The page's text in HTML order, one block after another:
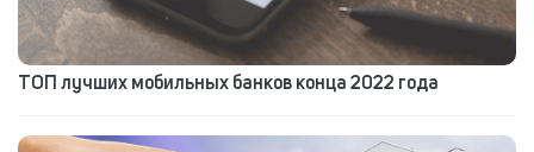
ТОП лучших мобильных банков конца 2022 года